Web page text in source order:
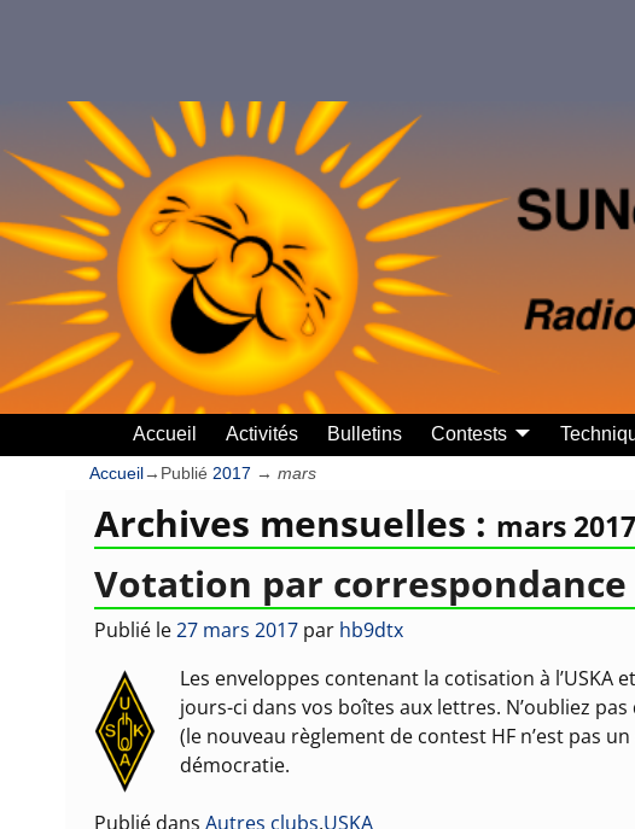
Accueil Activités Bulletins Contests
Accueil→Publié 2017 → mars
Archives mensuelles : mars 2017
Votation par correspondance
Publié le27 mars 2017 par hb9dtx
Les enveloppes contenant la cotisation à
jours-ci dans vos boîtes aux lettres. N’oubliez
(le nouveau règlement de contest HF n’est pas
démocratie.
Publié dans Autres clubs,USKA